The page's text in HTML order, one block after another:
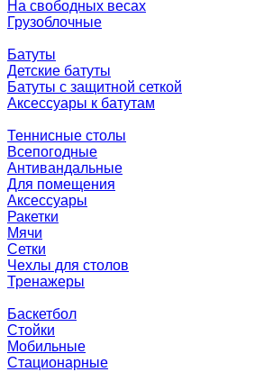
На свободных весах
Грузоблочные
Батуты
Детские батуты
Батуты с защитной сеткой
Аксессуары к батутам
Теннисные столы
Всепогодные
Антивандальные
Для помещения
Аксессуары
Ракетки
Мячи
Сетки
Чехлы для столов
Тренажеры
Баскетбол
Стойки
Мобильные
Стационарные